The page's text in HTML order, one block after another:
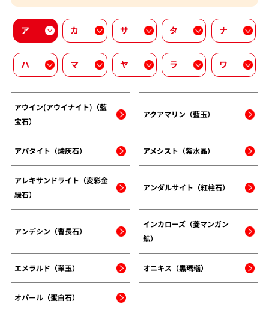
ア カ サ タ ナ
ハ マ ヤ ラ ワ
アウイン(アウイナイト)（藍
宝石）
アクアマリン（藍玉）
アパタイト（燐灰石） アメシスト（紫水晶）
アレキサンドライト（変彩金
緑石）
アンダルサイト（紅柱石）
アンデシン（曹長石）
インカローズ（菱マンガン
鉱）
エメラルド（翠玉） オニキス（黒瑪瑙）
オパール（蛋白石）